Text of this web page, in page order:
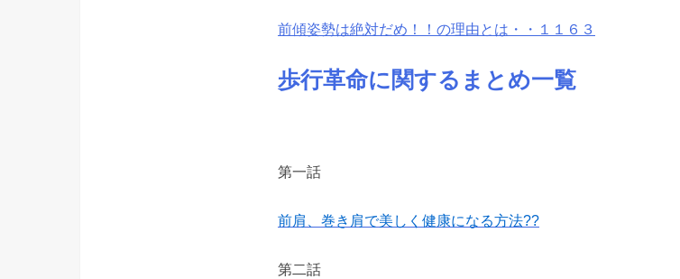
前傾姿勢は絶対だめ！！の理由とは・・１１６３
歩行革命に関するまとめ一覧
第一話
前肩、巻き肩で美しく健康になる方法??
第二話